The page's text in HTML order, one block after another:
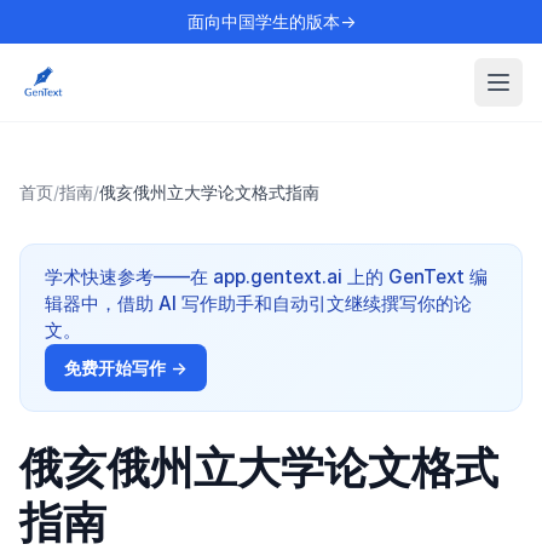
面向中国学生的版本→
首页/指南/俄亥俄州立大学论文格式指南
学术快速参考——在 app.gentext.ai 上的 GenText 编
辑器中，借助 AI 写作助手和自动引文继续撰写你的论
文。
免费开始写作 →
俄亥俄州立大学论文格式
指南